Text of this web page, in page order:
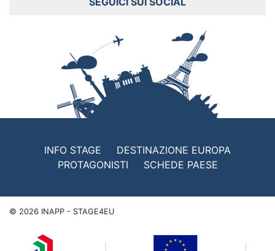
INFO STAGE
DESTINAZIONE EUROPA
PROTAGONISTI
SCHEDE PAESE
© 2026 INAPP - STAGE4EU